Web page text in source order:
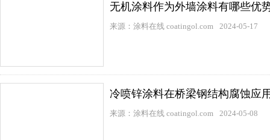
无机涂料作为外墙涂料有哪些优
来源：涂料在线 coatingol.com 2024-05-17
冷喷锌涂料在桥梁钢结构腐蚀应
来源：涂料在线 coatingol.com 2024-05-08